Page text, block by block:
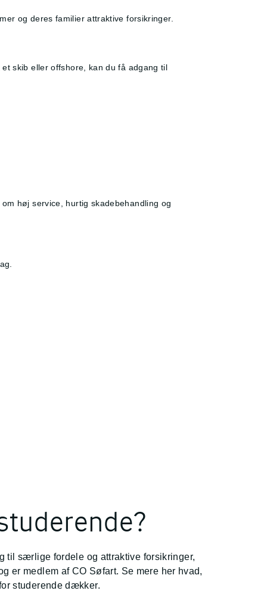
og deres familier attraktive forsikringer.
skib eller offshore, kan du få adgang til
høj service, hurtig skadebehandling og
til særlige fordele og attraktive forsikringer,
er medlem af CO Søfart. Se mere her hvad,
studerende dækker.